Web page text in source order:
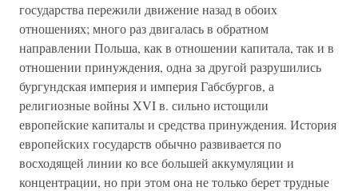
государства пережили движение назад в обоих
отношениях; много раз двигалась в обратном
направлении Польша, как в отношении капитала, так и в
отношении принуждения, одна за другой разрушились
бургундская империя и империя Габсбургов, а
религиозные войны XVI в. сильно истощили
европейские капиталы и средства принуждения. История
европейских государств обычно развивается по
восходящей линии ко все большей аккумуляции и
концентрации, но при этом она не только берет трудные